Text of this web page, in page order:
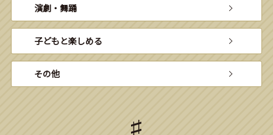
演劇・舞踊
子どもと楽しめる
その他